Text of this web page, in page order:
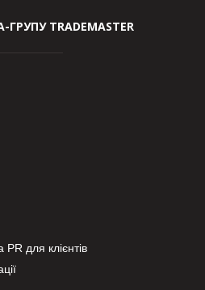
TRADEMASTER
для клієнтів